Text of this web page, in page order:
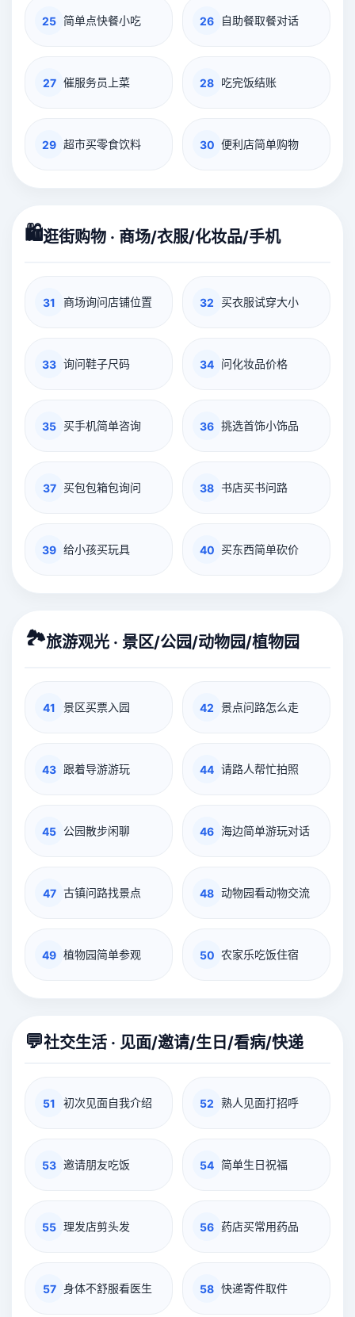
25 简单点快餐小吃 26 自助餐取餐对话
27 催服务员上菜 28 吃完饭结账
29 超市买零食饮料 30 便利店简单购物
🛍️逛街购物 · 商场/衣服/化妆品/手机
31 商场询问店铺位置 32 买衣服试穿大小
33 询问鞋子尺码 34 问化妆品价格
35 买手机简单咨询 36 挑选首饰小饰品
37 买包包箱包询问 38 书店买书问路
39 给小孩买玩具 40 买东西简单砍价
🏞️旅游观光 · 景区/公园/动物园/植物园
41 景区买票入园 42 景点问路怎么走
43 跟着导游游玩 44 请路人帮忙拍照
45 公园散步闲聊 46 海边简单游玩对话
47 古镇问路找景点 48 动物园看动物交流
49 植物园简单参观 50 农家乐吃饭住宿
💬社交生活 · 见面/邀请/生日/看病/快递
51 初次见面自我介绍 52 熟人见面打招呼
53 邀请朋友吃饭 54 简单生日祝福
55 理发店剪头发 56 药店买常用药品
57 身体不舒服看医生 58 快递寄件取件